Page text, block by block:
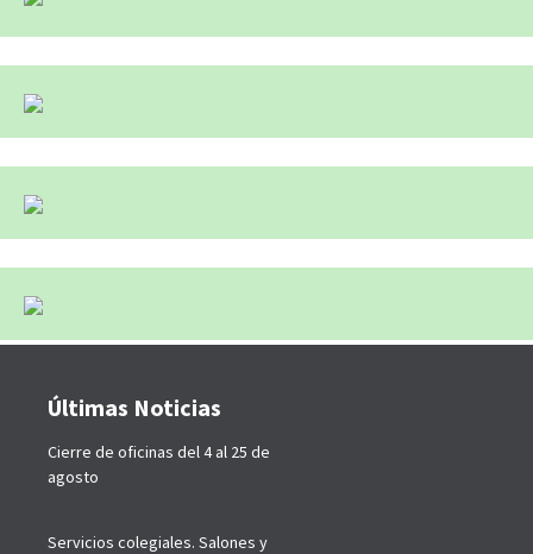
Últimas Noticias
Cierre de oficinas del 4 al 25 de
agosto
Servicios colegiales. Salones y